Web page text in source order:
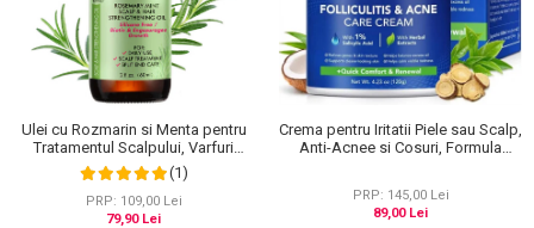
Scrub / Balsam de buze
Netestate pe Animale
Ulei cu Rozmarin si Menta pentru
Tratamentul Scalpului, Varfuri
Despicate si Cresterea Parului,
NIFEISHI®, 60 ml
(1)
PRP: 109,00 Lei
79,90 Lei
Crema pentru Iritatii Piele sau Scalp,
Anti-Acnee si Cosuri, Formula
PRP: 145,00 Lei
89,00 Lei